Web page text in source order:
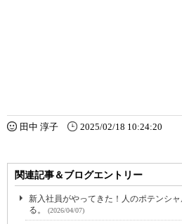
田中 淳子 2025/02/18 10:24:20
関連記事＆ブログエントリー
新入社員がやってきた！人のポテンシ
る。
(2026/04/07)